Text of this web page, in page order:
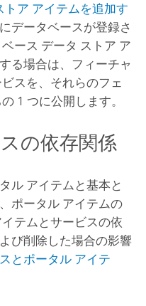
トア アイテムを追加す
データベースが登録さ
ース データ ストア ア
る場合は、フィーチャ
スを、それらのフェ
1 つに公開します。
の依存関係
ル アイテムと基本と
ポータル アイテムの
テムとサービスの依
び削除した場合の影響
とポータル アイテ